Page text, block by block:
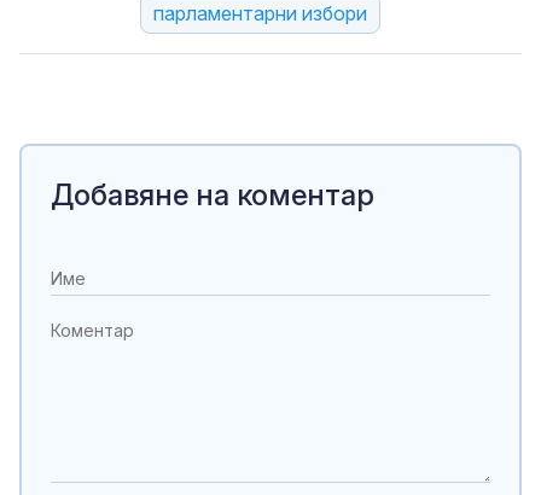
парламентарни избори
Добавяне на коментар